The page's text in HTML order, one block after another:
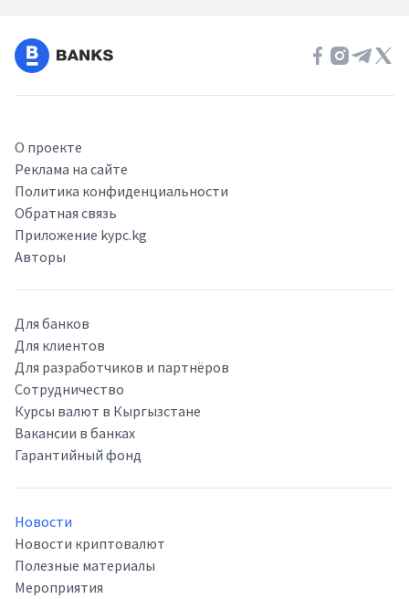
О проекте
Реклама на сайте
Политика конфиденциальности
Обратная связь
Приложение kypc.kg
Авторы
Для банков
Для клиентов
Для разработчиков и партнёров
Сотрудничество
Курсы валют в Кыргызстане
Вакансии в банках
Гарантийный фонд
Новости
Новости криптовалют
Полезные материалы
Мероприятия